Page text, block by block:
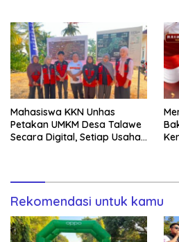
Mahasiswa KKN Unhas
Petakan UMKM Desa Talawe
Secara Digital, Setiap Usaha
Rekomendasi untuk kamu